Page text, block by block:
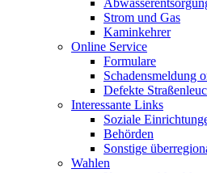
Strom und Gas
Kaminkehrer
Online Service
Formulare
Schadensmeldung
Defekte
Interessante Links
Soziale
Behörden
Sonstige
Wahlen